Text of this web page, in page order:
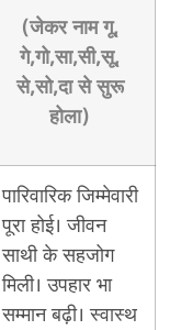
(जेकर नाम गू,
गे,गो,सा,सी,सू,
से,सो,दा से सुरू
होला)
पारिवारिक जिम्मेवारी
पूरा होई। जीवन
साथी के सहजोग
मिली। उपहार भा
सम्मान बढ़ी। स्वास्थ